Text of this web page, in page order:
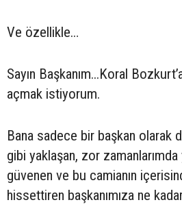
Ve özellikle…
Sayın Başkanım...Koral
açmak istiyorum.
Bana sadece bir başkan olarak
gibi yaklaşan, zor zamanlarımda
güvenen ve bu camianın
hissettiren başkanımıza ne